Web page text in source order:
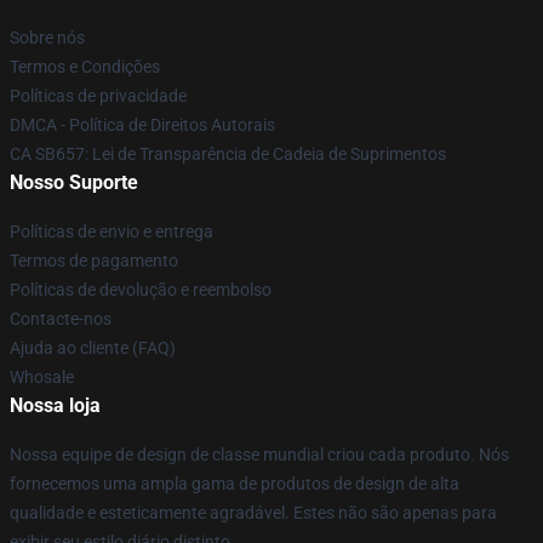
Sobre nós
Termos e Condições
Políticas de privacidade
DMCA - Política de Direitos Autorais
CA SB657: Lei de Transparência de Cadeia de Suprimentos
Nosso Suporte
Políticas de envio e entrega
Termos de pagamento
Políticas de devolução e reembolso
Contacte-nos
Ajuda ao cliente (FAQ)
Whosale
Nossa loja
Nossa equipe de design de classe mundial criou cada produto. Nós
fornecemos uma ampla gama de produtos de design de alta
qualidade e esteticamente agradável. Estes não são apenas para